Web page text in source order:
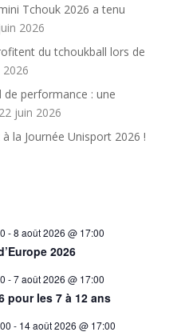
Tchouk 2026 a tenu
2026
du tchoukball lors de
de performance : une
22 juin 2026
la Journée Unisport 2026 !
-8 août 2026 @ 17:00
2026
-7 août 2026 @ 17:00
pour les 7 à 12 ans
- 14 août 2026 @ 17:00